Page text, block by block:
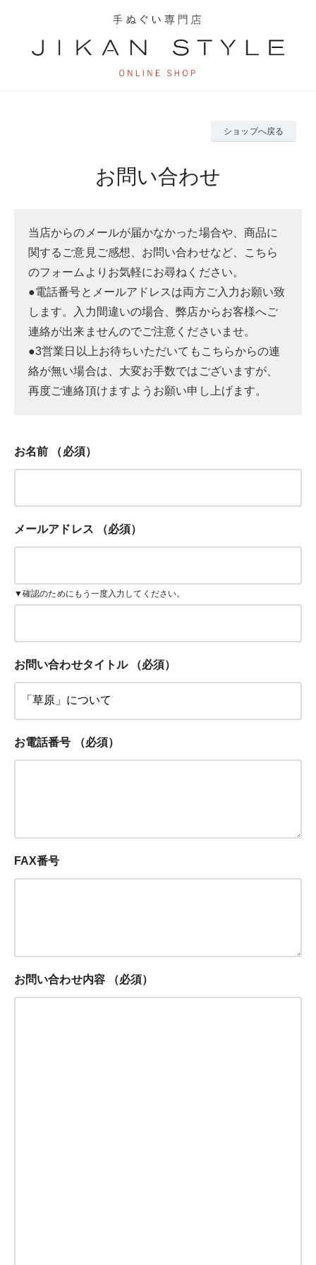
ショップへ戻る
お問い合わせ
当店からのメールが届かなかった場合や、商品に
関するご意見ご感想、お問い合わせなど、こちら
のフォームよりお気軽にお尋ねください。
●電話番号とメールアドレスは両方ご入力お願い致
します。入力間違いの場合、弊店からお客様へご
連絡が出来ませんのでご注意くださいませ。
●3営業日以上お待ちいただいてもこちらからの連
絡が無い場合は、大変お手数ではございますが、
再度ご連絡頂けますようお願い申し上げます。
お名前 （必須）
メールアドレス （必須）
▼確認のためにもう一度入力してください。
お問い合わせタイトル （必須）
お電話番号 （必須）
FAX番号
お問い合わせ内容 （必須）